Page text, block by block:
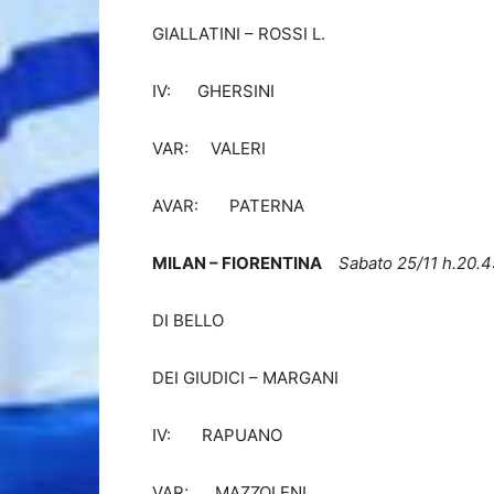
GIALLATINI – ROSSI L.
IV: GHERSINI
VAR: VALERI
AVAR: PATERNA
MILAN – FIORENTINA Sabato 25/11
DI BELLO
DEI GIUDICI – MARGANI
IV: RAPUANO